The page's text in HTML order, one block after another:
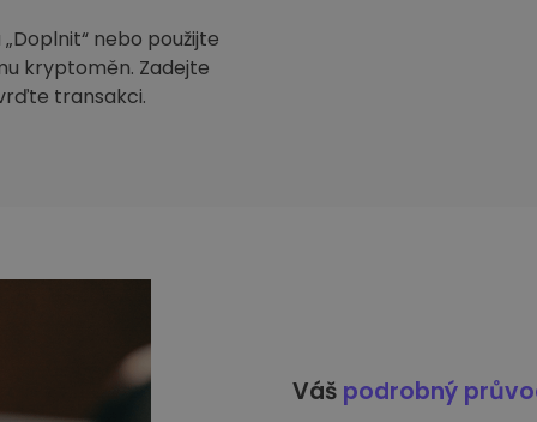
nebo použijte
kryptoměn. Zadejte
transakci.
Váš podrobný